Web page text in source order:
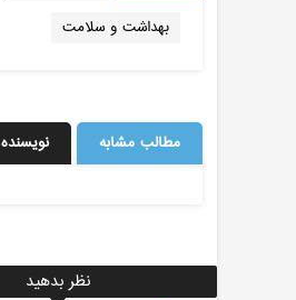
بهداشت و سلامت
مطالب مشابه نویسنده
نظر بدهید